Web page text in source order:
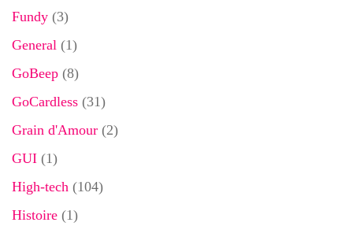
Fundy (3)
General (1)
GoBeep (8)
GoCardless (31)
Grain d'Amour (2)
GUI (1)
High-tech (104)
Histoire (1)